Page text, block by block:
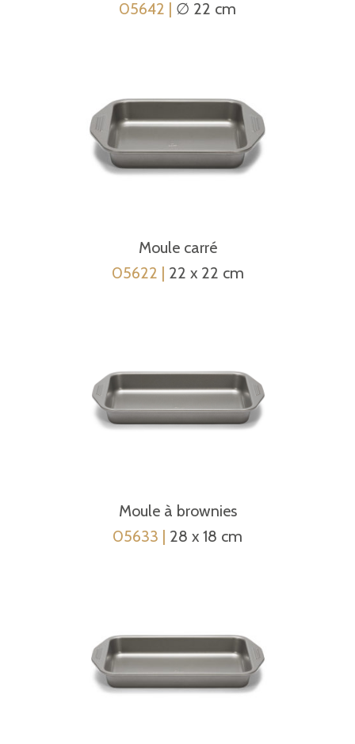
05642 | ∅ 22 cm
Moule carré
05622 | 22 x 22 cm
Moule à brownies
05633 | 28 x 18 cm